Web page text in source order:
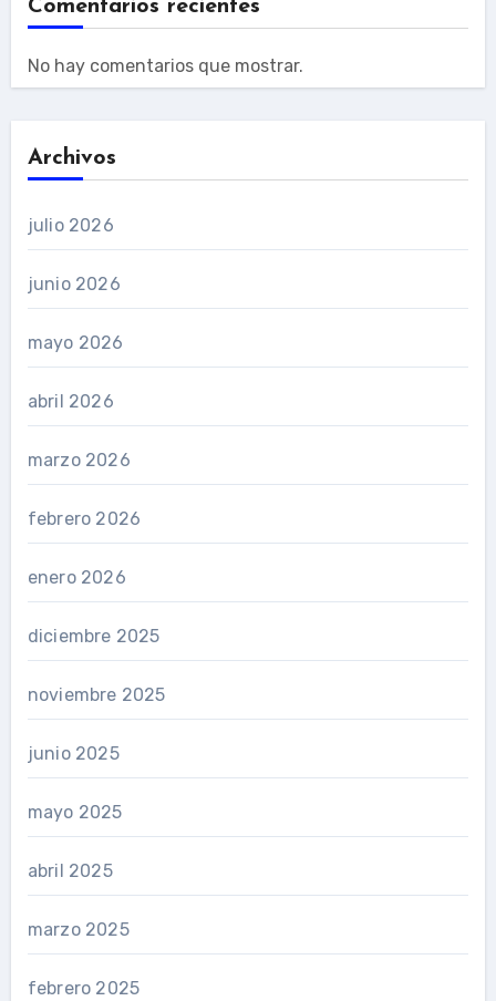
Comentarios recientes
No hay comentarios que mostrar.
Archivos
julio 2026
junio 2026
mayo 2026
abril 2026
marzo 2026
febrero 2026
enero 2026
diciembre 2025
noviembre 2025
junio 2025
mayo 2025
abril 2025
marzo 2025
febrero 2025